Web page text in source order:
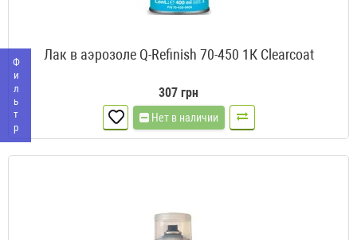
Фильтр
Лак в аэрозоле Q-Refinish 70-450 1К Clearcoat
307 грн
Нет в наличии